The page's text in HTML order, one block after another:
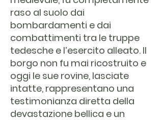
raso al suolo dai
bombardamenti e dai
combattimenti tra le truppe
tedesche e l’esercito alleato. Il
borgo non fu mai ricostruito e
oggi le sue rovine, lasciate
intatte, rappresentano una
testimonianza diretta della
devastazione bellica e un